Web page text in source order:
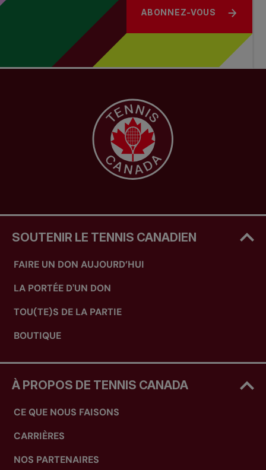
ABONNEZ-VOUS
SOUTENIR LE TENNIS CANADIEN
FAIRE UN DON AUJOURD’HUI
LA PORTÉE D'UN DON
TOU(TE)S DE LA PARTIE
BOUTIQUE
À PROPOS DE TENNIS CANADA
CE QUE NOUS FAISONS
CARRIÈRES
NOS PARTENAIRES